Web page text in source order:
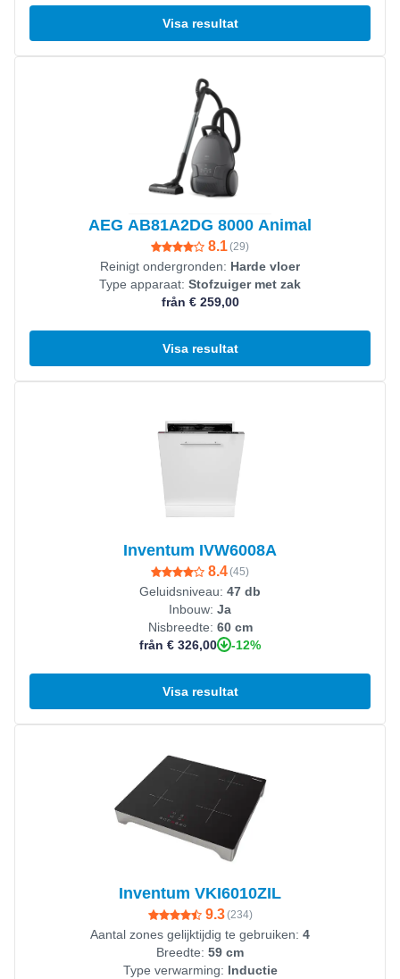
Visa resultat
AEG AB81A2DG 8000 Animal
8.1(29)
Reinigt ondergronden: Harde vloer
Type apparaat: Stofzuiger met zak
från € 259,00
Visa resultat
Inventum IVW6008A
8.4(45)
Geluidsniveau: 47 db
Inbouw: Ja
Nisbreedte: 60 cm
från € 326,00
-12%
Visa resultat
Inventum VKI6010ZIL
9.3(234)
Aantal zones gelijktijdig te gebruiken: 4
Breedte: 59 cm
Type verwarming: Inductie